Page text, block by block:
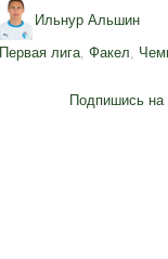
Ильнур Альшин
Первая лига, Факел,
Подпишись